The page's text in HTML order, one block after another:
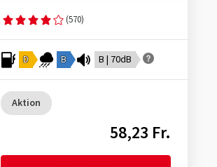
(570)
D B B | 70dB
Aktion
58,23 Fr.